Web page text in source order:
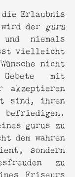
die Erlaubnis
der guru
niemals
vielleicht
nicht
mit
akzeptieren
sind, ihren
befriedigen.
gurus zu
dem wahren
sondern
zu
Friseurs